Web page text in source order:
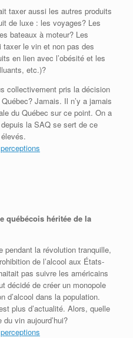
taxer aussi les autres produits
de luxe : les voyages? Les
bateaux à moteur? Les
taxer le vin et non pas des
en lien avec l’obésité et les
etc.)?
collectivement pris la décision
Jamais. Il n’y a jamais
du Québec sur ce point. On a
la SAQ se sert de ce
québécois héritée de la
pendant la révolution tranquille,
de l’alcool aux États-
pas suivre les américains
décidé de créer un monopole
d’alcool dans la population.
plus d’actualité. Alors, quelle
vin aujourd’hui?